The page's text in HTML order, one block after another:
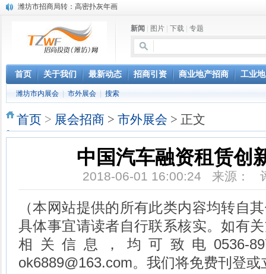
潍坊市招商局转：高密扑灰年画
昌乐大项目“拔节生长”赋能高质量发展
潍坊市招商局转：潍坊港入选国家级5G工厂
潍坊招商局转：潍坊的冬日“秋景”
潍坊招商局转：潍坊历史名人--燕肃
香港上市公司投资信息
第三届全球数字贸易博览会在浙江杭州开幕
新闻 图片 下载 专题
首页 关于我们 最新动态 招商引资 商业地产招商 工业
潍坊市内展会 市外展会 搜索
首页 > 展会招商 > 市外展会 > 正文
中国汽车融资租赁创
2018-06-01 16:00:24 来源：
（本网站提供的所有此类内容均转自
具体事宜请读者自行联系核实。如有
相关信息，均可致电0536-
ok6889@163.com。我们将免费刊登